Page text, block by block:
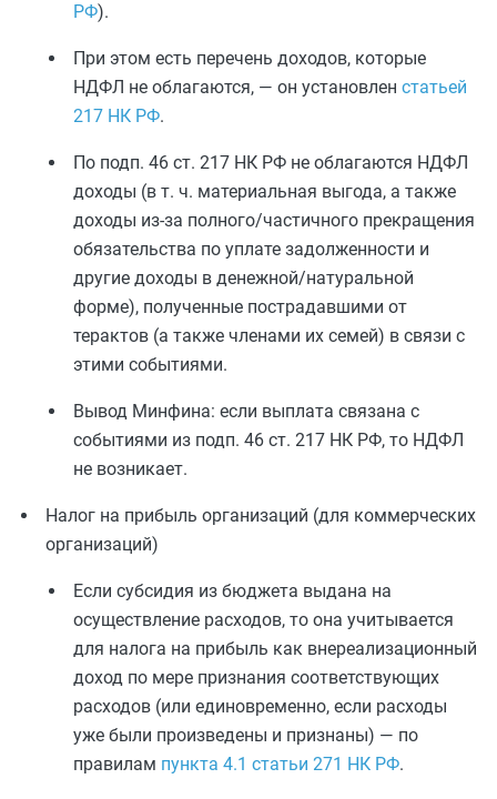
РФ).
При этом есть перечень доходов, которые
НДФЛ не облагаются, — он установлен статьей
217 НК РФ.
По подп. 46 ст. 217 НК РФ не облагаются НДФЛ
доходы (в т. ч. материальная выгода, а также
доходы из-за полного/частичного прекращения
обязательства по уплате задолженности и
другие доходы в денежной/натуральной
форме), полученные пострадавшими от
терактов (а также членами их семей) в связи с
этими событиями.
Вывод Минфина: если выплата связана с
событиями из подп. 46 ст. 217 НК РФ, то НДФЛ
не возникает.
Налог на прибыль организаций (для коммерческих
организаций)
Если субсидия из бюджета выдана на
осуществление расходов, то она учитывается
для налога на прибыль как внереализационный
доход по мере признания соответствующих
расходов (или единовременно, если расходы
уже были произведены и признаны) — по
правилам пункта 4.1 статьи 271 НК РФ.